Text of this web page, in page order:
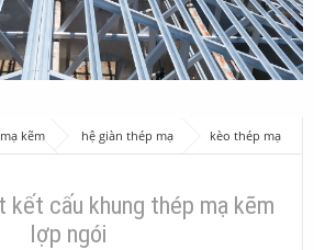
kẽm hệ giàn thép mạ
kèo thép mạ
nhẹ
Tư vấn kỹ thuật kết cấu khung thép mạ
kết cấu khung thép mạ kẽm
lợp ngói